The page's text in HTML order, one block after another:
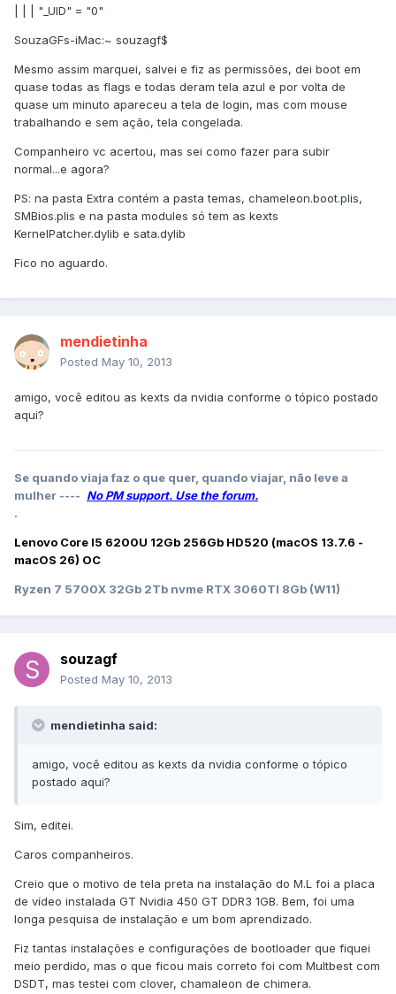
| | | "_UID" = "0"
SouzaGFs-iMac:~ souzagf$
Mesmo assim marquei, salvei e fiz as permissões, dei boot em
quase todas as flags e todas deram tela azul e por volta de
quase um minuto apareceu a tela de login, mas com mouse
trabalhando e sem ação, tela congelada.
Companheiro vc acertou, mas sei como fazer para subir
normal...e agora?
PS: na pasta Extra contém a pasta temas, chameleon.boot.plis,
SMBios.plis e na pasta modules só tem as kexts
KernelPatcher.dylib e sata.dylib
Fico no aguardo.
mendietinha
Posted May 10, 2013
amigo, você editou as kexts da nvidia conforme o tópico postado
aqui?
Se quando viaja faz o que quer, quando viajar, não leve a
mulher ---- No PM support. Use the forum.
.
Lenovo Core I5 6200U 12Gb 256Gb HD520 (macOS 13.7.6 -
macOS 26) OC
Ryzen 7 5700X 32Gb 2Tb nvme RTX 3060TI 8Gb (W11)
souzagf
Posted May 10, 2013
mendietinha said:
amigo, você editou as kexts da nvidia conforme o tópico
postado aqui?
Sim, editei.
Caros companheiros.
Creio que o motivo de tela preta na instalação do M.L foi a placa
de vídeo instalada GT Nvidia 450 GT DDR3 1GB. Bem, foi uma
longa pesquisa de instalação e um bom aprendizado.
Fiz tantas instalações e configurações de bootloader que fiquei
meio perdido, mas o que ficou mais correto foi com Multbest com
DSDT, mas testei com clover, chamaleon de chimera.